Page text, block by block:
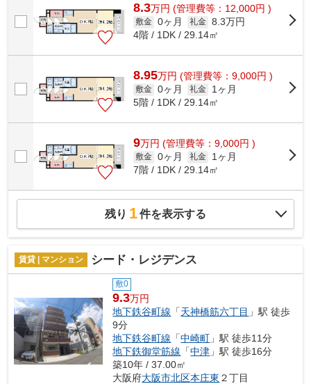
8.3万円 (管理費等：12,000円 )
敷金 0ヶ月 礼金 8.3万円
4階 / 1DK / 29.14㎡
8.95万円 (管理費等：9,000円 )
敷金 0ヶ月 礼金
1ヶ月
5階 / 1DK / 29.14㎡
9万円 (管理費等：9,000円 )
敷金 0ヶ月 礼金
1ヶ月
7階 / 1DK / 29.14㎡
残り 1件を表示する
賃貸 | マンション シード・レジデンス
敷0
9.3万円
地下鉄谷町線 「天神橋筋六丁目 」駅 徒歩
9分
地下鉄谷町線 「中崎町 」駅 徒歩11分
地下鉄御堂筋線 「中津 」駅 徒歩16分
築10年 / 37.00㎡
大阪府大阪市北区本庄東 ２丁目